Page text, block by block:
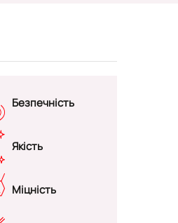
Безпечність
Якість
Міцність